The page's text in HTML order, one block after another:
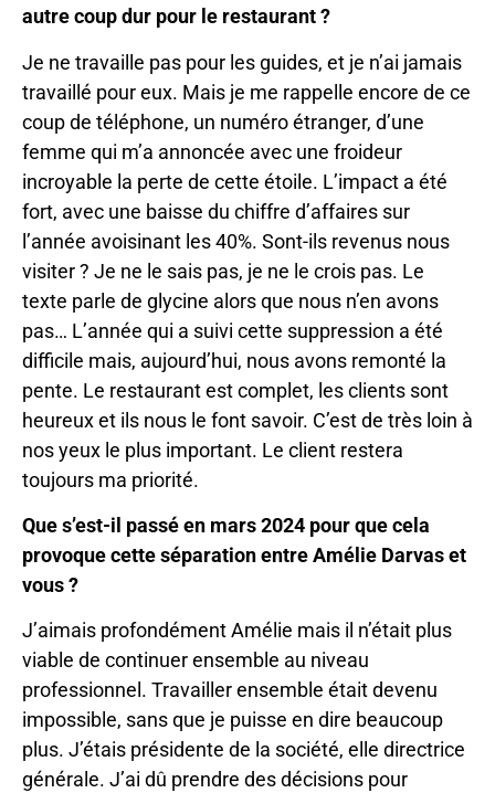
autre coup dur pour le restaurant ?
Je ne travaille pas pour les guides, et je n’ai jamais
travaillé pour eux. Mais je me rappelle encore de ce
coup de téléphone, un numéro étranger, d’une
femme qui m’a annoncée avec une froideur
incroyable la perte de cette étoile. L’impact a été
fort, avec une baisse du chiffre d’affaires sur
l’année avoisinant les 40%. Sont-ils revenus nous
visiter ? Je ne le sais pas, je ne le crois pas. Le
texte parle de glycine alors que nous n’en avons
pas… L’année qui a suivi cette suppression a été
difficile mais, aujourd’hui, nous avons remonté la
pente. Le restaurant est complet, les clients sont
heureux et ils nous le font savoir. C’est de très loin à
nos yeux le plus important. Le client restera
toujours ma priorité.
Que s’est-il passé en mars 2024 pour que cela
provoque cette séparation entre Amélie Darvas et
vous ?
J’aimais profondément Amélie mais il n’était plus
viable de continuer ensemble au niveau
professionnel. Travailler ensemble était devenu
impossible, sans que je puisse en dire beaucoup
plus. J’étais présidente de la société, elle directrice
générale. J’ai dû prendre des décisions pour